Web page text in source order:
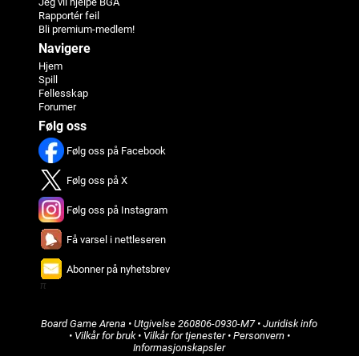
Rapportér feil
Bli premium-medlem!
Navigere
Hjem
Spill
Fellesskap
Forumer
Følg oss
Følg oss på Facebook
Følg oss på X
Følg oss på Instagram
Få varsel i nettleseren
Abonner på nyhetsbrev
Board Game Arena • Utgivelse260806-0930-M7•Juridisk info
• Vilkår for bruk• Vilkår for tjenester• Personvern•
Informasjonskapsler
π